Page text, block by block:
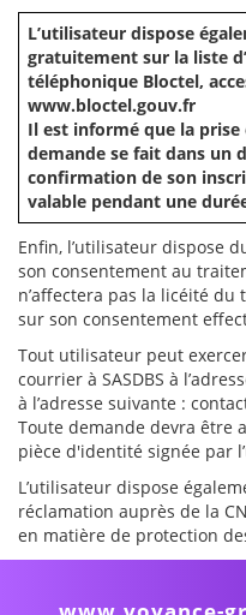
L’utilisateur dispose
gratuitement sur la liste
téléphonique Bloctel,
www.bloctel.gouv.fr
Il est informé que la
demande se fait dans un
confirmation de son
valable pendant une
Enfin, l’utilisateur dispose
son consentement au
n’affectera pas la licéité
sur son consentement
Tout utilisateur peut
courrier à SASDBS à
à l’adresse suivante :
Toute demande devra être
pièce d'identité signée par
L’utilisateur dispose
réclamation auprès de la
en matière de protection